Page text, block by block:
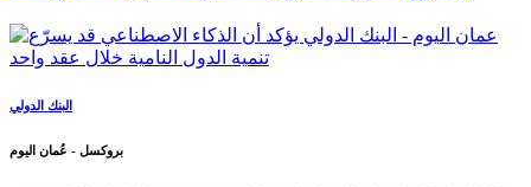
البنك الدولي
بروكسل - عُمان اليوم